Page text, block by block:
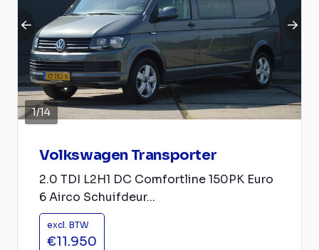
1/14
Volkswagen Transporter
2.0 TDI L2H1 DC Comfortline 150PK Euro
6 Airco Schuifdeur...
excl. BTW
€11.950